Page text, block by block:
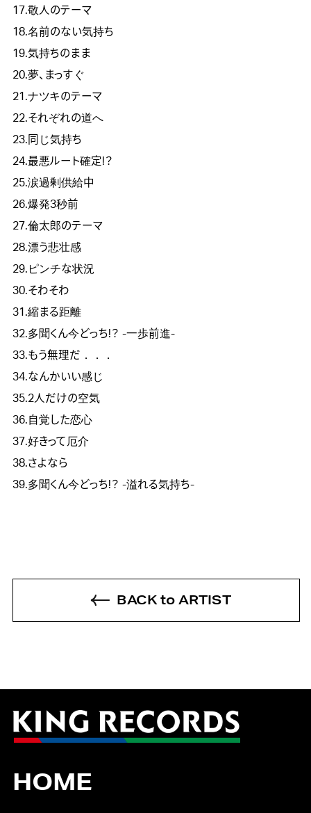
17.敬人のテーマ
18.名前のない気持ち
19.気持ちのまま
20.夢、まっすぐ
21.ナツキのテーマ
22.それぞれの道へ
23.同じ気持ち
24.最悪ルート確定!？
25.涙過剰供給中
26.爆発3秒前
27.倫太郎のテーマ
28.漂う悲壮感
29.ピンチな状況
30.そわそわ
31.縮まる距離
32.多聞くん今どっち!？ -一歩前進-
33.もう無理だ．．．
34.なんかいい感じ
35.2人だけの空気
36.自覚した恋心
37.好きって厄介
38.さよなら
39.多聞くん今どっち!？ -溢れる気持ち-
BACK to ARTIST
HOME